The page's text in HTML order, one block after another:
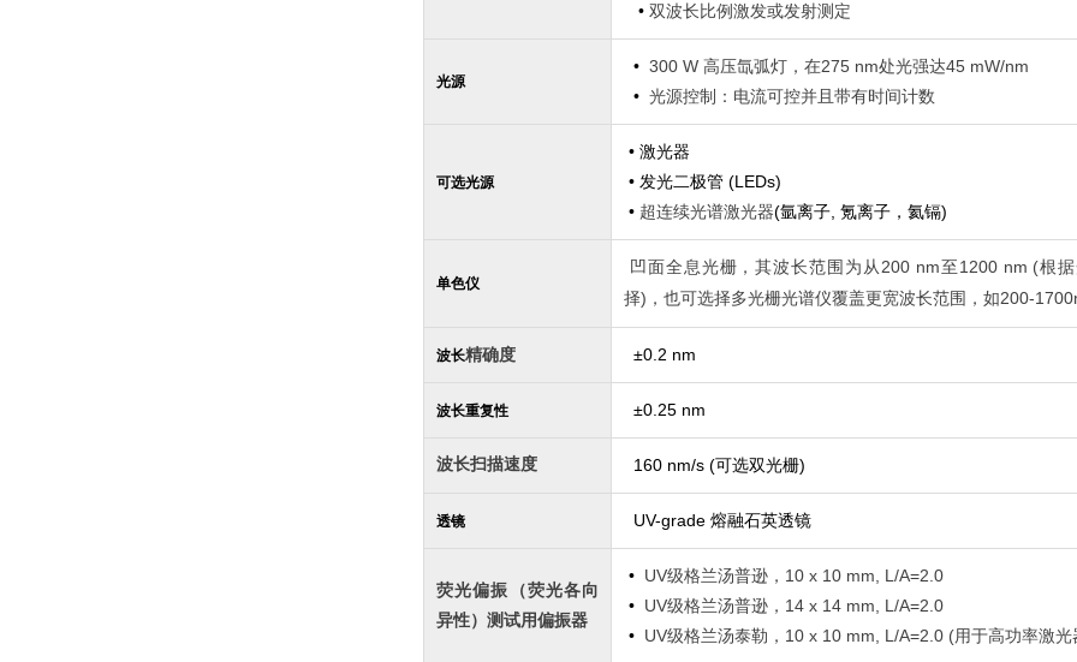
• 双波长比例激发或发射测定
光源
• 300 W 高压氙弧灯，在275 nm处光强达45 mW/nm
• 光源控制：电流可控并且带有时间计数
可选光源
• 激光器
• 发光二极管 (LEDs)
• 超连续光谱激光器(氩离子 , 氪离子，氦镉)
单色仪
凹面全息光栅，其波长范围为从 200 nm至1200 nm (根
择)，也可选择多光栅光谱仪覆盖更宽波长范围，如200-
波长精确度 ±0.2 nm
波长重复性 ±0.25 nm
波长扫描速度 160 nm/s (可选双光栅)
透镜 UV-grade 熔融石英透镜
荧光偏振（荧光各向
异性）测试用偏振器
• UV级格兰汤普逊，10 x 10 mm, L/A=2.0
• UV级格兰汤普逊，14 x 14 mm, L/A=2.0
• UV级格兰汤泰勒，10 x 10 mm, L/A=2.0 (用于高功率激光